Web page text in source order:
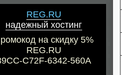
REG.RU
надежный хостинг
на скидку 5%
REG.RU
C72F-6342-560A